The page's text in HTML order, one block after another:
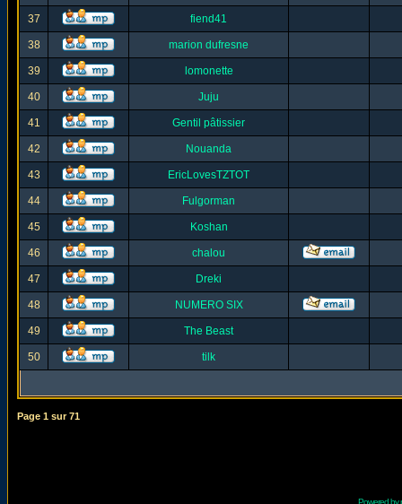
37 fiend41
38 marion dufresne
39 lomonette
40 Juju
41 Gentil pâtissier
42 Nouanda
43 EricLovesTZTOT
44 Fulgorman
45 Koshan
46 chalou
47 Dreki
48 NUMERO SIX
49 The Beast
50 tilk
Page 1 sur71
Powered by